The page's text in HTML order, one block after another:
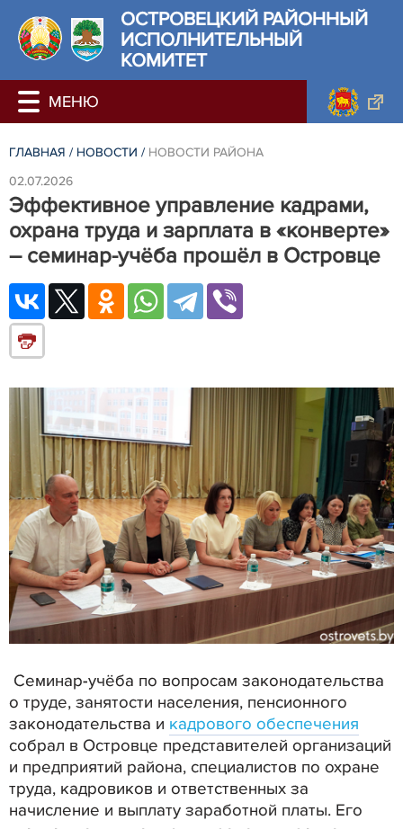
ОСТРОВЕЦКИЙ РАЙОННЫЙ
ИСПОЛНИТЕЛЬНЫЙ
КОМИТЕТ
ГЛАВНАЯ / НОВОСТИ / НОВОСТИ РАЙОНА
02.07.2026
Эффективное управление кадрами,
охрана труда и зарплата в «конверте»
– семинар-учёба прошёл в Островце
Семинар-учёба по вопросам законодательства
о труде, занятости населения, пенсионного
законодательства и кадрового обеспечения
собрал в Островце представителей организаций
и предприятий района, специалистов по охране
труда, кадровиков и ответственных за
начисление и выплату заработной платы. Его